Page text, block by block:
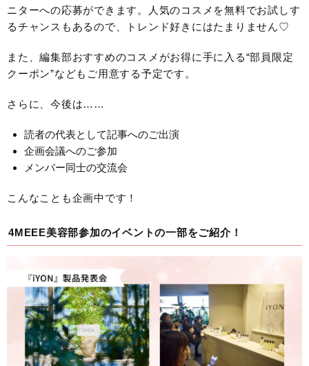
ニターへの応募ができます。人気のコスメを無料でお試しす
るチャンスもあるので、トレンド好きにはたまりません♡
また、編集部おすすめのコスメがお得に手に入る“部員限定
クーポン”などもご用意する予定です。
さらに、今後は……
読者の代表として記事へのご出演
企画会議へのご参加
メンバー同士の交流会
こんなことも企画中です！
4MEEE美容部参加のイベントの一部をご紹介！